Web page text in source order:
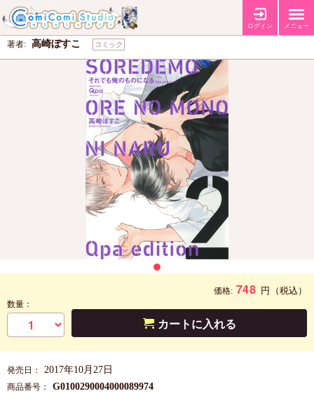
ログイン メニュー
それでも俺のものになる Qpa edition（2）
著者: 高崎ぼすこ コミック
価格: 748 円 （税込）
数量：
カートに入れる
発売日： 2017年10月27日
商品番号： G0100290004000089974